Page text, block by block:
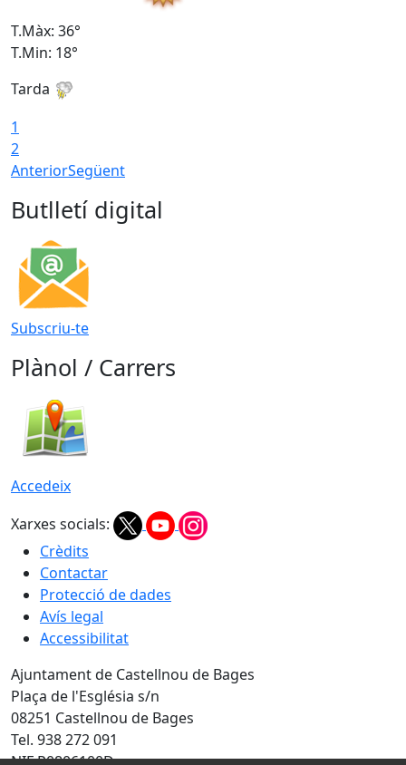
T.Màx: 36°
T.Min: 18°
Tarda
1
2
AnteriorSegüent
Butlletí digital
Subscriu-te
Plànol / Carrers
Accedeix
Xarxes socials:
Crèdits
Contactar
Protecció de dades
Avís legal
Accessibilitat
Ajuntament de Castellnou de Bages
Plaça de l'Església s/n
08251 Castellnou de Bages
Tel. 938 272 091